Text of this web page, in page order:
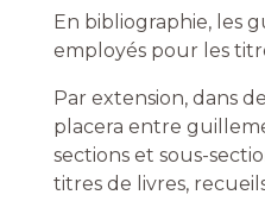
En bibliographie, les
employés pour les
Par extension, dans
placera entre
sections et sous-
titres de livres,